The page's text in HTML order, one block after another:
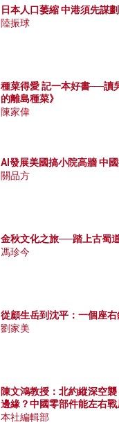
日本人口萎縮 中港須先謀
陸振球
種菜得愛 記一本好書──讀
的離島種菜》
陳家偉
AI發展美國搞小院高牆 中
關品方
金秋文化之旅──踏上古蜀
馮珍今
從顧生岳到沈平：一個座
劉家美
陳文鴻教授：北約縱深空
邊緣？中國零部件能左右戰
本社編輯部